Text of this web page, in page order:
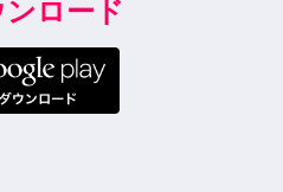
ロード